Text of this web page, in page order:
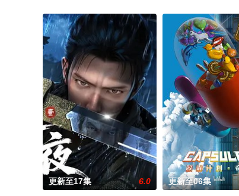
更新至17集 6.0 更新至06集